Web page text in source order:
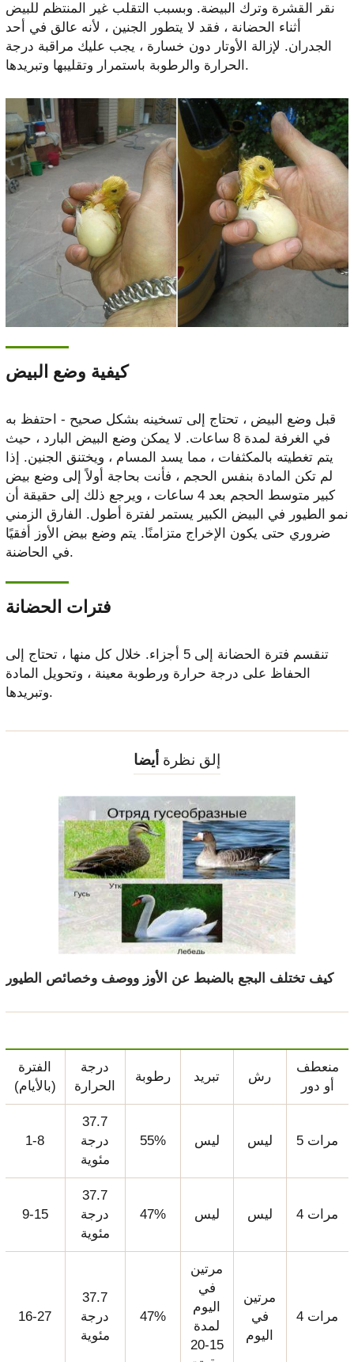
نقر القشرة وترك البيضة. وبسبب التقلب غير المنتظم للبيض
أثناء الحضانة ، فقد لا يتطور الجنين ، لأنه عالق في أحد
الجدران. لإزالة الأوتار دون خسارة ، يجب عليك مراقبة درجة
الحرارة والرطوبة باستمرار وتقليبها وتبريدها.
كيفية وضع البيض
قبل وضع البيض ، تحتاج إلى تسخينه بشكل صحيح - احتفظ به
في الغرفة لمدة 8 ساعات. لا يمكن وضع البيض البارد ، حيث
يتم تغطيته بالمكثفات ، مما يسد المسام ، ويختنق الجنين. إذا
لم تكن المادة بنفس الحجم ، فأنت بحاجة أولاً إلى وضع بيض
كبير متوسط ​​الحجم بعد 4 ساعات ، ويرجع ذلك إلى حقيقة أن
نمو الطيور في البيض الكبير يستمر لفترة أطول. الفارق الزمني
ضروري حتى يكون الإخراج متزامنًا. يتم وضع بيض الأوز أفقيًا
في الحاضنة.
فترات الحضانة
تنقسم فترة الحضانة إلى 5 أجزاء. خلال كل منها ، تحتاج إلى
الحفاظ على درجة حرارة ورطوبة معينة ، وتحويل المادة
وتبريدها.
إلق نظرة أيضا
كيف تختلف البجع بالضبط عن الأوز ووصف وخصائص الطيور
الفترة
(بالأيام)
درجة
الحرارة
رطوبة تبريد رش
منعطف
أو دور
1-8
37.7
درجة
مئوية
55% ليس ليس 5 مرات
9-15
37.7
درجة
مئوية
47% ليس ليس 4 مرات
16-27
37.7
درجة
مئوية
47%
مرتين
في
اليوم
لمدة
15-20
مرتين
في
اليوم
4 مرات